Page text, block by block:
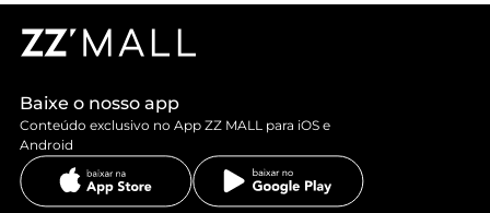
Baixe o nosso app
Conteúdo exclusivo no App ZZ MALL para iOS e
Android